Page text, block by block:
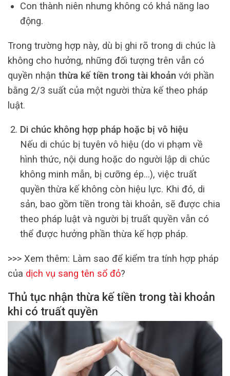
Con thành niên nhưng không có khả năng lao
động.
Trong trường hợp này, dù bị ghi rõ trong di chúc là
không cho hưởng, những đối tượng trên vẫn có
quyền nhận thừa kế tiền trong tài khoản với phần
bằng 2/3 suất của một người thừa kế theo pháp
luật.
Di chúc không hợp pháp hoặc bị vô hiệu
Nếu di chúc bị tuyên vô hiệu (do vi phạm về
hình thức, nội dung hoặc do người lập di chúc
không minh mẫn, bị cưỡng ép…), việc truất
quyền thừa kế không còn hiệu lực. Khi đó, di
sản, bao gồm tiền trong tài khoản, sẽ được chia
theo pháp luật và người bị truất quyền vẫn có
thể được hưởng phần thừa kế hợp pháp.
>>> Xem thêm: Làm sao để kiểm tra tính hợp pháp
của dịch vụ sang tên sổ đỏ?
Thủ tục nhận thừa kế tiền trong tài khoản
khi có truất quyền